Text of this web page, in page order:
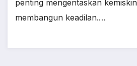
penting mengentaskan
membangun keadilan.…